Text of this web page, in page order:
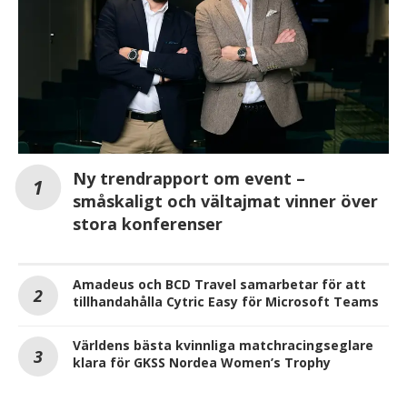
Ny trendrapport om event –
småskaligt och vältajmat vinner över
stora konferenser
Amadeus och BCD Travel samarbetar för att
tillhandahålla Cytric Easy för Microsoft Teams
Världens bästa kvinnliga matchracingseglare
klara för GKSS Nordea Women’s Trophy